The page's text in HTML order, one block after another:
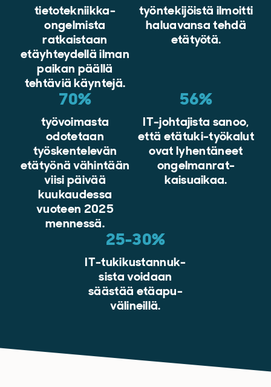
tietotekniikka-
ongelmista
ratkaistaan
etäyhteydellä ilman
paikan päällä
tehtäviä käyntejä.
työntekijöistä ilmoitti
haluavansa tehdä
etätyötä.
70%
työvoimasta
odotetaan
työskentelevän
etätyönä vähintään
viisi päivää
kuukaudessa
vuoteen 2025
mennessä.
56%
IT-johtajista sanoo,
että etätuki-työkalut
ovat lyhentäneet
ongelmanrat-
kaisuaikaa.
25-30%
IT-tukikustannuk-
sista voidaan
säästää etäapu-
välineillä.